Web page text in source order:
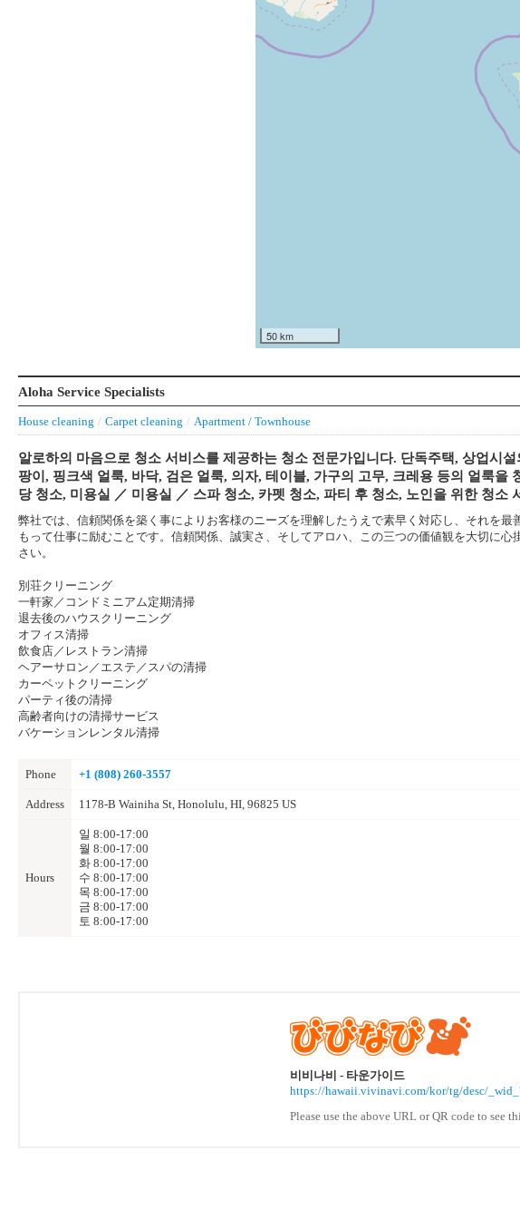
50 km
Aloha Service Specialists
House cleaning / Carpet cleaning / Apartment / Townhouse
알로하의 마음으로 청소 서비스를 제공하는 청소 전문가입니다. 단독주택, 상업시
팡이, 핑크색 얼룩, 바닥, 검은 얼룩, 의자, 테이블, 가구의 고무, 크레용 등의 얼룩
당 청소, 미용실 ／ 미용실 ／ 스파 청소, 카펫 청소, 파티 후 청소, 노인을 위한 청소
弊社では、信頼関係を築く事によりお客様のニーズを理解したうえで素早く対応し、それを
もって仕事に励むことです。信頼関係、誠実さ、そしてアロハ、この三つの価値観を大切に
さい。
別荘クリーニング
一軒家／コンドミニアム定期清掃
退去後のハウスクリーニング
オフィス清掃
飲食店／レストラン清掃
ヘアーサロン／エステ／スパの清掃
カーペットクリーニング
パーティ後の清掃
高齢者向けの清掃サービス
バケーションレンタル清掃
Phone +1 (808) 260-3557
Address 1178-B Wainiha St, Honolulu, HI, 96825 US
Hours
일 8:00-17:00
월 8:00-17:00
화 8:00-17:00
수 8:00-17:00
목 8:00-17:00
금 8:00-17:00
토 8:00-17:00
비비나비 - 타운가이드
https://hawaii.vivinavi.com/kor/tg/desc/
Please use the above URL or QR code to see